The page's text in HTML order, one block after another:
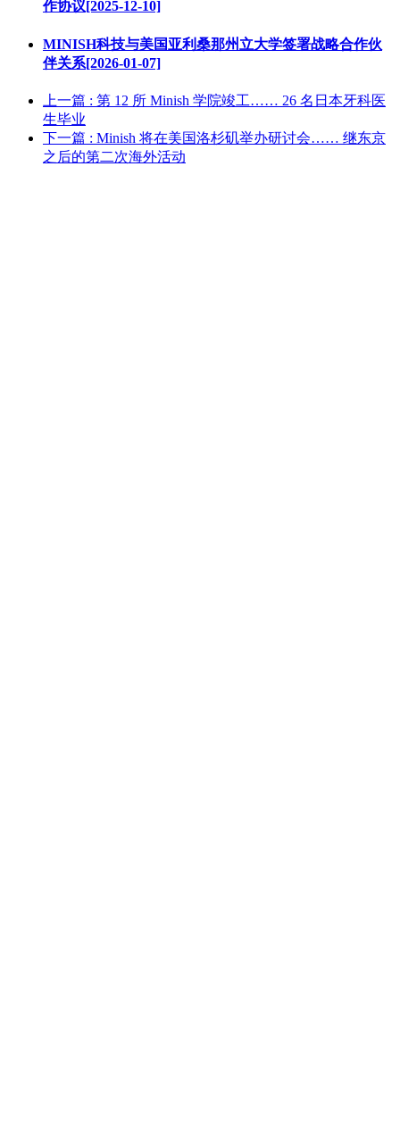
作协议[2025-12-10]
MINISH科技与美国亚利桑那州立大学签署战略合作伙
伴关系[2026-01-07]
上一篇 : 第 12 所 Minish 学院竣工…… 26 名日本牙科医
生毕业
下一篇 : Minish 将在美国洛杉矶举办研讨会…… 继东京
之后的第二次海外活动